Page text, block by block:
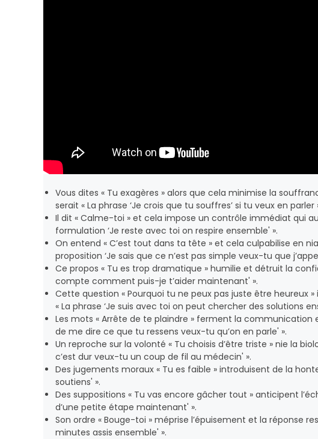
Vous dites « Tu exagères » alors que cela minimise la
serait « La phrase ‘Je crois que tu souffres’ si tu veux en parler
Il dit « Calme-toi » et cela impose un contrôle immédiat qui
formulation ‘Je reste avec toi on respire ensemble' ».
On entend « C’est tout dans ta tête » et cela culpabilise en
proposition ‘Je sais que ce n’est pas simple veux-tu que
Ce propos « Tu es trop dramatique » humilie et détruit la
compte comment puis-je t’aider maintenant' ».
Cette question « Pourquoi tu ne peux pas juste être heureux
« La phrase ‘Je suis avec toi on peut chercher des solutions
Les mots « Arrête de te plaindre » ferment la communication
de me dire ce que tu ressens veux-tu qu’on en parle' ».
Un reproche sur la volonté « Tu choisis d’être triste » nie la
c’est dur veux-tu un coup de fil au médecin' ».
Des jugements moraux « Tu es faible » introduisent de la
soutiens' ».
Des suppositions « Tu vas encore gâcher tout » anticipent
d’une petite étape maintenant' ».
Son ordre « Bouge-toi » méprise l’épuisement et la réponse
minutes assis ensemble' ».